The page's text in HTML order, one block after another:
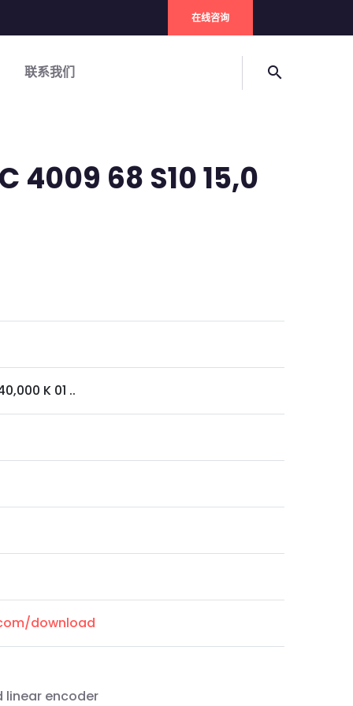
在线咨询
联系我们 search
4009 68 S10 15,0
K 01 ..
download
linear encoder